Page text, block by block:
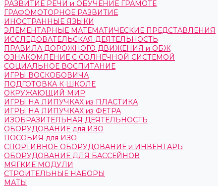
РАЗВИТИЕ РЕЧИ и ОБУЧЕНИЕ ГРАМОТЕ
ГРАФОМОТОРНОЕ РАЗВИТИЕ
ИНОСТРАННЫЕ ЯЗЫКИ
ЭЛЕМЕНТАРНЫЕ МАТЕМАТИЧЕСКИЕ ПРЕДСТАВЛЕНИЯ
ИССЛЕДОВАТЕЛЬСКАЯ ДЕЯТЕЛЬНОСТЬ
ПРАВИЛА ДОРОЖНОГО ДВИЖЕНИЯ и ОБЖ
ОЗНАКОМЛЕНИЕ С СОЛНЕЧНОЙ СИСТЕМОЙ
СОЦИАЛЬНОЕ ВОСПИТАНИЕ
ИГРЫ ВОСКОБОВИЧА
ПОДГОТОВКА К ШКОЛЕ
ОКРУЖАЮЩИЙ МИР
ИГРЫ НА ЛИПУЧКАХ из ПЛАСТИКА
ИГРЫ НА ЛИПУЧКАХ из ФЕТРА
ИЗОБРАЗИТЕЛЬНАЯ ДЕЯТЕЛЬНОСТЬ
ОБОРУДОВАНИЕ для ИЗО
ПОСОБИЯ для ИЗО
СПОРТИВНОЕ ОБОРУДОВАНИЕ и ИНВЕНТАРЬ
ОБОРУДОВАНИЕ ДЛЯ БАССЕЙНОВ
МЯГКИЕ МОДУЛИ
СТРОИТЕЛЬНЫЕ НАБОРЫ
МАТЫ